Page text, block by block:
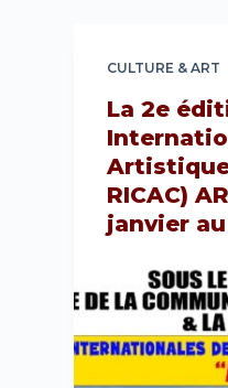
CULTURE & ART
La 2e
RICAC)
janvier